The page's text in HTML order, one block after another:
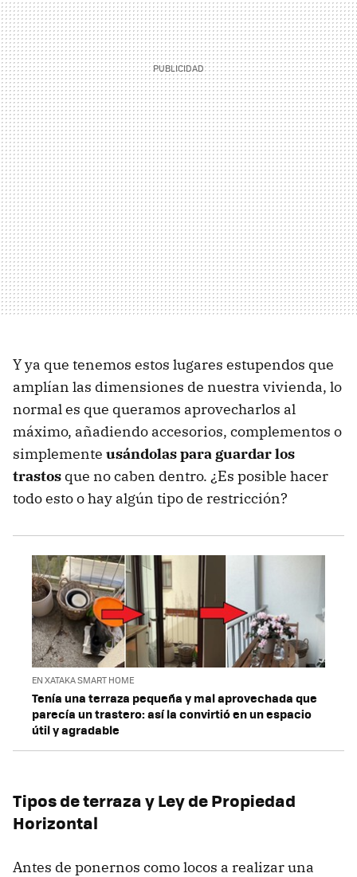
Y ya que tenemos estos lugares estupendos que
amplían las dimensiones de nuestra vivienda, lo
normal es que queramos aprovecharlos al
máximo, añadiendo accesorios, complementos o
simplemente usándolas para guardar los
trastos que no caben dentro. ¿Es posible hacer
todo esto o hay algún tipo de restricción?
EN XATAKA SMART HOME
Tenía una terraza pequeña y mal aprovechada que
parecía un trastero: así la convirtió en un espacio
útil y agradable
Tipos de terraza y Ley de Propiedad
Horizontal
Antes de ponernos como locos a realizar una